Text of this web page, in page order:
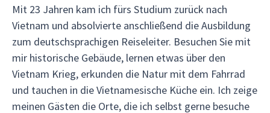
Mit 23 Jahren kam ich fürs Studium zurück nach
Vietnam und absolvierte anschließend die Ausbildung
zum deutschsprachigen Reiseleiter. Besuchen Sie mit
mir historische Gebäude, lernen etwas über den
Vietnam Krieg, erkunden die Natur mit dem Fahrrad
und tauchen in die Vietnamesische Küche ein. Ich zeige
meinen Gästen die Orte, die ich selbst gerne besuche